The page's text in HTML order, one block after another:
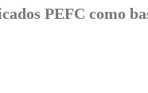
PEFC como